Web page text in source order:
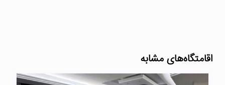
اقامتگاه‌های مشابه